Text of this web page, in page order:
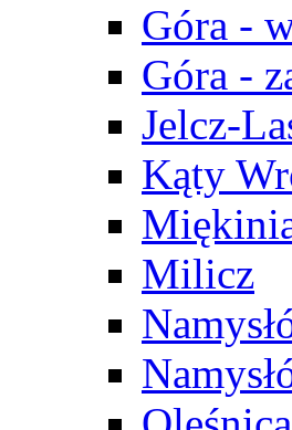
Góra -
Góra -
Jelcz-
Kąty
Milicz